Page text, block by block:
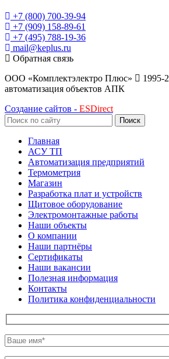
+7 (800) 700-39-94
+7 (909) 158-89-61
+7 (495) 788-19-36
mail@keplus.ru
Обратная связь
ООО «Комплектэлектро Плюс»
1995-
автоматизация объектов АПК
Создание сайтов - ESDirect
Поиск
Главная
АСУ ТП
Автоматизация предприятий
Термометрия
Магазин
Разработка плат и устройств
Щитовое оборудование
Электромонтажные работы
Наши объекты
О компании
Наши партнёры
Сертификаты
Наши вакансии
Полезная информация
Контакты
Политика конфиденциальности